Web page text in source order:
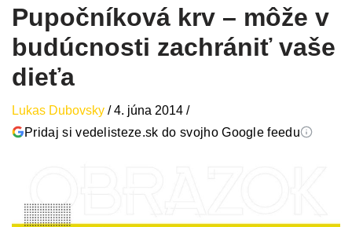
Pupočníková krv – môže v
budúcnosti zachrániť vaše
dieťa
Lukas Dubovsky /4. júna 2014 /
Pridaj si vedelisteze.sk do svojho Google feedu